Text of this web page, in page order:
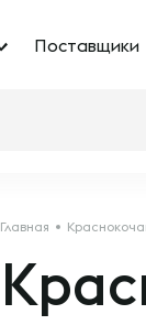
Поставщики
Главная